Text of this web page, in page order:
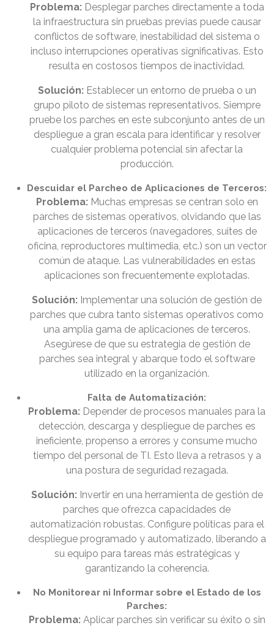
Problema:Desplegar parches directamente a toda
la infraestructura sin pruebas previas puede causar
conflictos de software, inestabilidad del sistema o
incluso interrupciones operativas significativas. Esto
resulta en costosos tiempos de inactividad.
Solución:Establecer un entorno de prueba o un
grupo piloto de sistemas representativos. Siempre
pruebe los parches en este subconjunto antes de un
despliegue a gran escala para identificar y resolver
cualquier problema potencial sin afectar la
producción.
Descuidar el Parcheo de Aplicaciones de Terceros:
Problema:Muchas empresas se centran solo en
parches de sistemas operativos, olvidando que las
aplicaciones de terceros (navegadores, suites de
oficina, reproductores multimedia, etc.) son un vector
común de ataque. Las vulnerabilidades en estas
aplicaciones son frecuentemente explotadas.
Solución: Implementar una solución de gestión de
parches que cubra tanto sistemas operativos como
una amplia gama de aplicaciones de terceros.
Asegúrese de que su estrategia de gestión de
parches sea integral y abarque todo el software
utilizado en la organización.
Falta de Automatización:
Problema: Depender de procesos manuales para la
detección, descarga y despliegue de parches es
ineficiente, propenso a errores y consume mucho
tiempo del personal de TI. Esto lleva a retrasos y a
una postura de seguridad rezagada.
Solución:Invertir en una herramienta de gestión de
parches que ofrezca capacidades de
automatización robustas. Configure políticas para el
despliegue programado y automatizado, liberando a
su equipo para tareas más estratégicas y
garantizando la coherencia.
No Monitorear ni Informar sobre el Estado de los
Parches:
Problema:Aplicar parches sin verificar su éxito o sin